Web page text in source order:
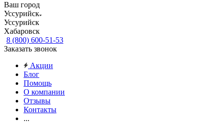
Ваш город
Уссурийск
Уссурийск
Хабаровск
8 (800) 600-51-53
Заказать звонок
Акции
Блог
Помощь
О компании
Отзывы
Контакты
...